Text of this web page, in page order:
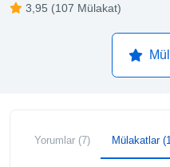
3,95 (107 Mülakat)
Yorumlar (7) Mülakatlar